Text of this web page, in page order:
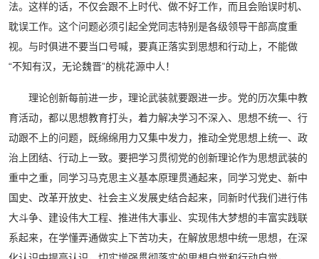
法。这样的话，不仅会跟不上时代、做不好工作，而且会贻误时机、
耽误工作。这个问题必须引起全党同志特别是各级领导干部高度重
视。与时俱进不要当口号喊，要真正落实到思想和行动上，不能做
“不知有汉，无论魏晋”的桃花源中人！
理论创新每前进一步，理论武装就要跟进一步。党的历次集中教
育活动，都以思想教育打头，着力解决学习不深入、思想不统一、行
动跟不上的问题，既绵绵用力又集中发力，推动全党思想上统一、政
治上团结、行动上一致。要把学习贯彻党的创新理论作为思想武装的
重中之重，同学习马克思主义基本原理贯通起来，同学习党史、新中
国史、改革开放史、社会主义发展史结合起来，同新时代我们进行伟
大斗争、建设伟大工程、推进伟大事业、实现伟大梦想的丰富实践联
系起来，在学懂弄通做实上下苦功夫，在解放思想中统一思想，在深